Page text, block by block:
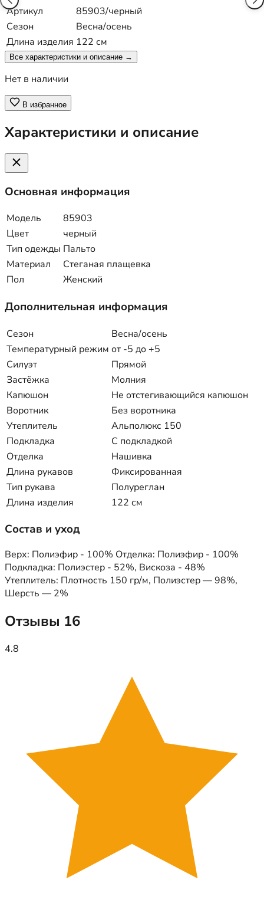
Артикул
85903/черный
Сезон
Весна/осень
Длина изделия 122 см
Все характеристики и описание →
Нет в наличии
В избранное
Характеристики и описание
Основная информация
Модель
85903
Цвет
черный
Тип одежды Пальто
Материал
Стеганая плащевка
Пол
Женский
Дополнительная информация
Сезон
Весна/осень
Температурный режим от -5 до +5
Силуэт
Прямой
Застёжка
Молния
Капюшон
Не отстегивающийся капюшон
Воротник
Без воротника
Утеплитель
Альполюкс 150
Подкладка
С подкладкой
Отделка
Нашивка
Длина рукавов
Фиксированная
Тип рукава
Полуреглан
Длина изделия
122 см
Состав и уход
Верх: Полиэфир - 100% Отделка: Полиэфир - 100%
Подкладка: Полиэстер - 52%, Вискоза - 48%
Утеплитель: Плотность 150 гр/м, Полиэстер — 98%,
Шерсть — 2%
Отзывы 16
4.8